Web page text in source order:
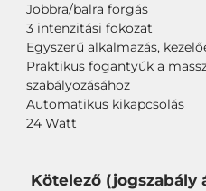
Jobbra/balra forgás
3 intenzitási fokozat
Egyszerű alkalmazás,
Praktikus fogantyúk a
szabályozásához
Automatikus kikapcsolás
24 Watt
Kötelező (jogszabály